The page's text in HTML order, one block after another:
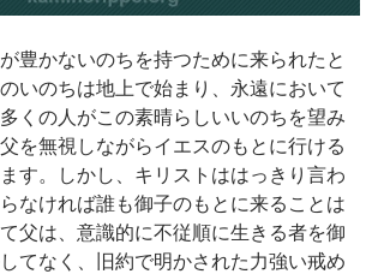
豊かないのちを持つために来られたと
いのちは地上で始まり、永遠において
くの人がこの素晴らしいいのちを望み
を無視しながらイエスのもとに行ける
す。しかし、キリストははっきり言わ
なければ誰も御子のもとに来ることは
父は、意識的に不従順に生きる者を御
てなく、旧約で明かされた力強い戒め